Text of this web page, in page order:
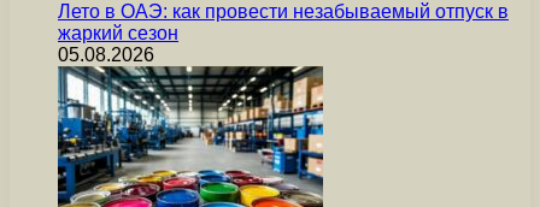
Лето в ОАЭ: как провести незабываемый отпуск в
жаркий сезон
05.08.2026